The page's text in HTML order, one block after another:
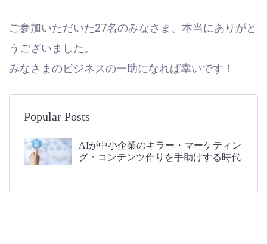
ご参加いただいた27名のみなさま、本当にありがと
うございました。
みなさまのビジネスの一助になれば幸いです！
Popular Posts
AIが中小企業のキラー・マーケティン
グ・コンテンツ作りを手助けする時代